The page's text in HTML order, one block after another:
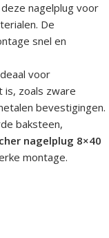
nagelplug voor
De
snel en
voor
zoals zware
bevestigingen.
baksteen,
nagelplug 8×40
montage.